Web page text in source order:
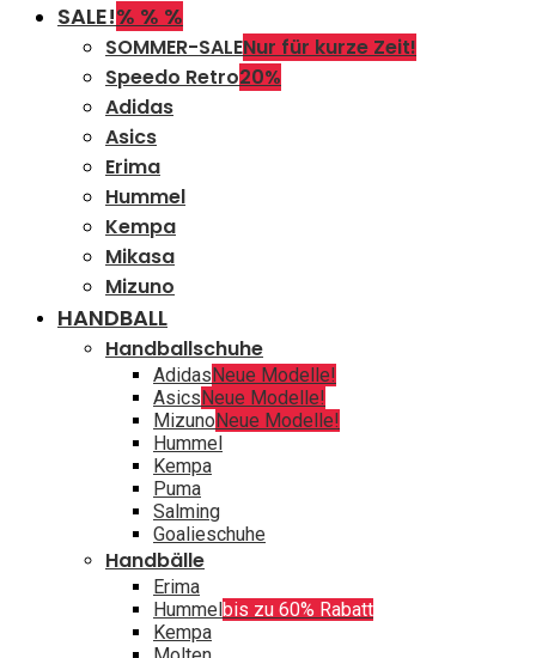
SALE!% % %
SOMMER-SALENur für kurze Zeit!
Speedo Retro20%
Adidas
Asics
Erima
Hummel
Kempa
Mikasa
Mizuno
HANDBALL
Handballschuhe
AdidasNeue Modelle!
AsicsNeue Modelle!
MizunoNeue Modelle!
Hummel
Kempa
Puma
Salming
Goalieschuhe
Handbälle
Erima
Hummelbis zu 60% Rabatt
Kempa